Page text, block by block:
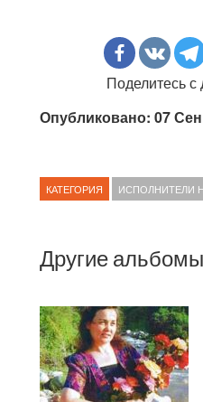
Поделитесь
Опубликовано: 07
КАТЕГОРИЯ ИСПОЛНИТЕЛИ
Другие альбомы